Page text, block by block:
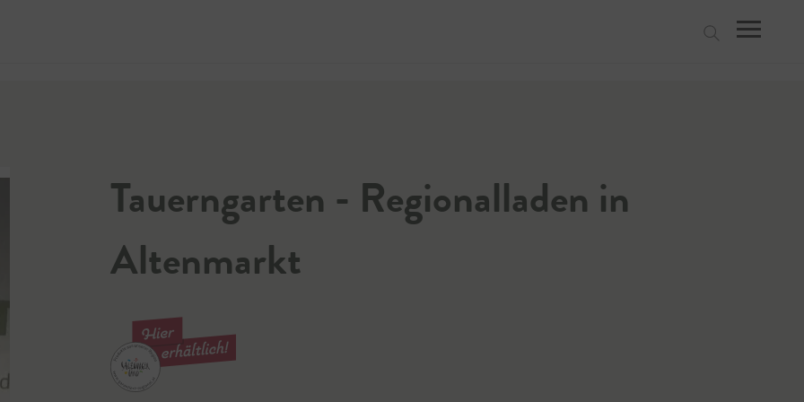
Tauerngarten - Regionalladen in
Altenmarkt